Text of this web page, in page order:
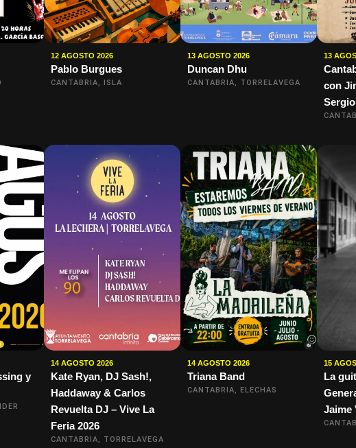
12 AGOSTO 2026
Pablo Burgues
CANTABRIA, ISLA
13 AGOSTO 2026
Duncan Dhu
CANTABRIA, TORRELAVEGA
13
con
y
14 AGOSTO 2026
Kate Ryan, DJ Sash!,
Haddaway & Carlos
Revuelta DJ – Vive La
Feria 2026
CANTABRIA, TORRELAVEGA
14 AGOSTO 2026
Triana Band
CANTABRIA, ELECHAS
15
La
Jaime